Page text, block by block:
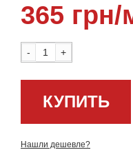
365 грн/
- +
КУПИТЬ
Нашли дешевле?